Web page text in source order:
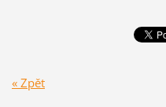
« Zpět